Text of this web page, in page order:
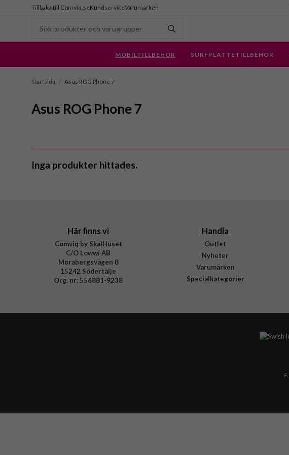
Tillbaka till Comviq.seKundserviceVarumärken
MOBILTILLBEHÖR SURFPLATTETILLBEHÖR
Startsida / Asus ROG Phone 7
Asus ROG Phone 7
Inga produkter hittades.
Här finns vi
Comviq by SkalHuset
C/O Lowwi AB
Morabergsvägen 8
15242 Södertälje
Org. nr: 556881-9238
Handla
Outlet
Nyheter
Varumärken
Specialkategorier